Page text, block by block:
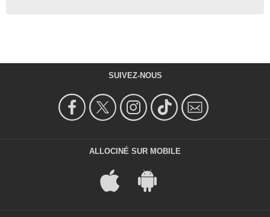
SUIVEZ-NOUS
ALLOCINÉ SUR MOBILE